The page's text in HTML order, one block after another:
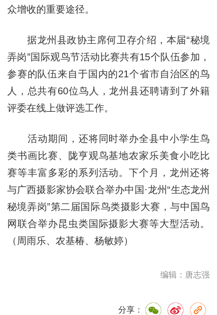
众增收的重要途径。
据龙州县政协主席何卫存介绍，本届“秘境
弄岗”国际观鸟节活动比赛共有15个队伍参加，
参赛的队伍来自于国内的21个省市自治区的鸟
人，总共有60位鸟人，龙州县还聘请到了外籍
评委在线上做评选工作。
活动期间，还将同时举办全县中小学生鸟
类书画比赛、陇亨观鸟基地农家乐美食小吃比
赛等丰富多彩的系列活动。下个月，龙州还将
与广西摄影家协会联合举办中国·龙州“生态龙州
秘境弄岗”第二届国际鸟类摄影大赛，与中国鸟
网联合举办昆虫类国际摄影大赛等大型活动。
（周雨乐、农基椿、杨敏婷）
编辑：唐志强
分享：